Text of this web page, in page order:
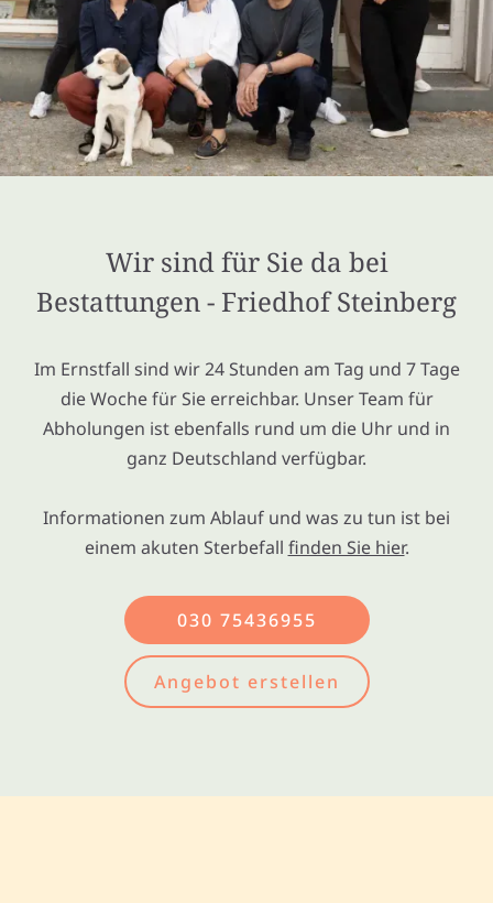
Wir sind für Sie da bei
Bestattungen - Friedhof Steinberg
Im Ernstfall sind wir 24 Stunden am Tag und 7 Tage
die Woche für Sie erreichbar. Unser Team für
Abholungen ist ebenfalls rund um die Uhr und in
ganz Deutschland verfügbar.
Informationen zum Ablauf und was zu tun ist bei
einem akuten Sterbefall finden Sie hier.
030 75436955
Angebot erstellen